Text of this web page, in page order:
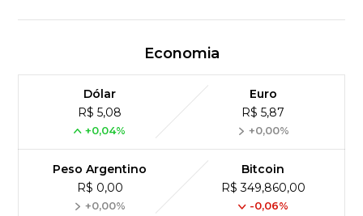
Economia
Dólar
R$ 5,08
+0,04%
Euro
R$ 5,87
+0,00%
Peso Argentino
R$ 0,00
+0,00%
Bitcoin
R$ 349,860,00
-0,06%